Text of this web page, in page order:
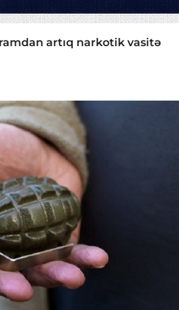
artıq narkotik vasitə